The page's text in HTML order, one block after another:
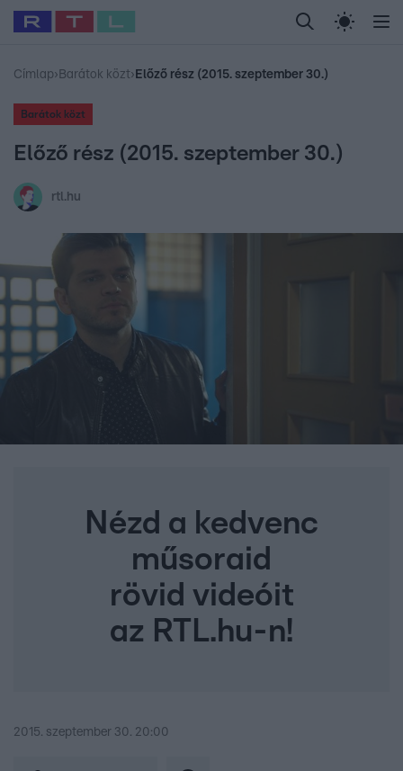
Legfrissebb RTL Híradó Randi Celeb vagyok,
Babits Marcella Most Wanted Gallusz
Címlap› Barátok közt› Előző rész (2015. szeptember 30.)
Barátok közt
Előző rész (2015. szeptember 30.)
rtl.hu
Nézd a kedvenc
műsoraid
rövid videóit
az RTL.hu-n!
2015. szeptember 30. 20:00